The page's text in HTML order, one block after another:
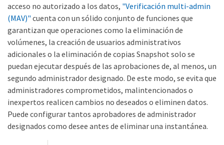
acceso no autorizado a los datos, "Verificación multi-admin
(MAV)" cuenta con un sólido conjunto de funciones que
garantizan que operaciones como la eliminación de
volúmenes, la creación de usuarios administrativos
adicionales o la eliminación de copias Snapshot solo se
puedan ejecutar después de las aprobaciones de, al menos, un
segundo administrador designado. De este modo, se evita que
administradores comprometidos, malintencionados o
inexpertos realicen cambios no deseados o eliminen datos.
Puede configurar tantos aprobadores de administrador
designados como desee antes de eliminar una instantánea.